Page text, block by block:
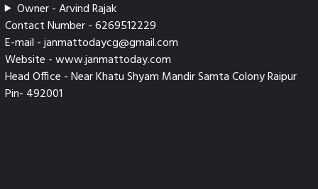
Owner - Arvind Rajak
Contact Number - 6269512229
E-mail - janmattodaycg@gmail.com
Website - www.janmattoday.com
Head Office - Near Khatu Shyam Mandir Samta Colony Raipur
Pin- 492001